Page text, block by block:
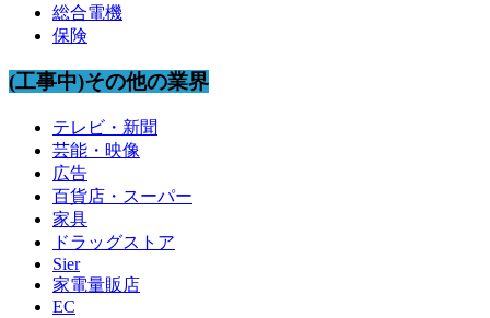
総合電機
保険
(工事中)その他の業界
テレビ・新聞
芸能・映像
広告
百貨店・スーパー
家具
ドラッグストア
Sier
家電量販店
EC